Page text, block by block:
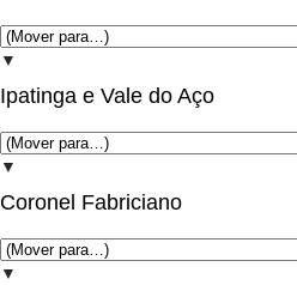
▼
Ipatinga e Vale do Aço
▼
Coronel Fabriciano
▼